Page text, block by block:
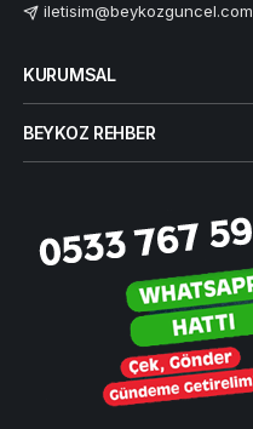
iletisim@beykozguncel.com
KURUMSAL
BEYKOZ REHBER